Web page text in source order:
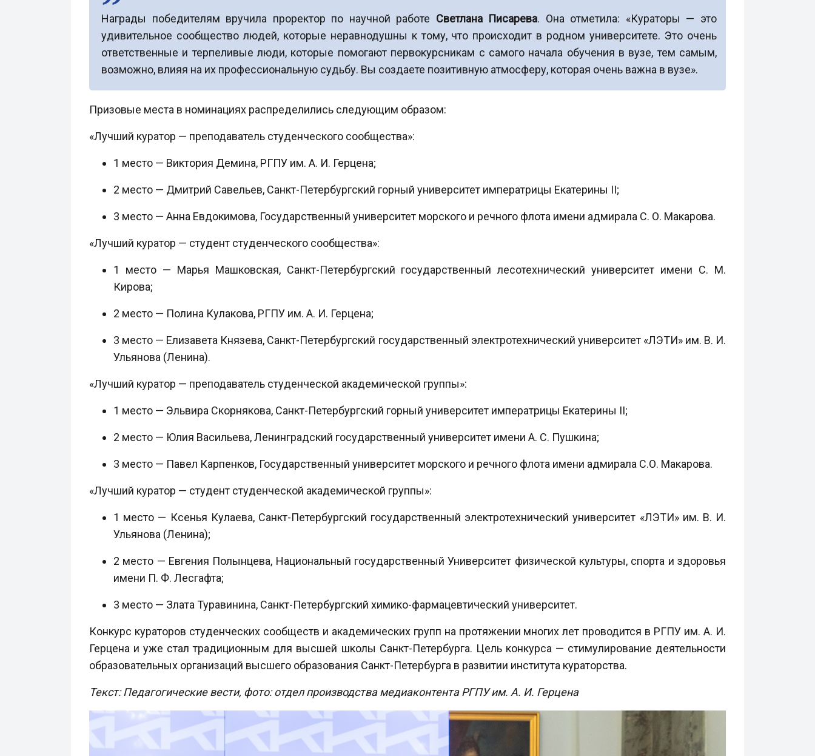
Награды победителям вручила проректор по научной работе Светлана Писарева. Она отметила: «Кураторы — это
удивительное сообщество людей, которые неравнодушны к тому, что происходит в родном университете. Это очень
ответственные и терпеливые люди, которые помогают первокурсникам с самого начала обучения в вузе, тем самым,
возможно, влияя на их профессиональную судьбу. Вы создаете позитивную атмосферу, которая очень важна в вузе».
Призовые места в номинациях распределились следующим образом:
«Лучший куратор — преподаватель студенческого сообщества»:
1 место — Виктория Демина, РГПУ им. А. И. Герцена;
2 место — Дмитрий Савельев, Санкт-Петербургский горный университет императрицы Екатерины II;
3 место — Анна Евдокимова, Государственный университет морского и речного флота имени адмирала С. О. Макарова.
«Лучший куратор — студент студенческого сообщества»:
1 место — Марья Машковская, Санкт-Петербургский государственный лесотехнический университет имени С. М.
Кирова;
2 место — Полина Кулакова, РГПУ им. А. И. Герцена;
3 место — Елизавета Князева, Санкт-Петербургский государственный электротехнический университет «ЛЭТИ» им. В. И.
Ульянова (Ленина).
«Лучший куратор — преподаватель студенческой академической группы»:
1 место — Эльвира Скорнякова, Санкт-Петербургский горный университет императрицы Екатерины II;
2 место — Юлия Васильева, Ленинградский государственный университет имени А. С. Пушкина;
3 место — Павел Карпенков, Государственный университет морского и речного флота имени адмирала С.О. Макарова.
«Лучший куратор — студент студенческой академической группы»:
1 место — Ксенья Кулаева, Санкт-Петербургский государственный электротехнический университет «ЛЭТИ» им. В. И.
Ульянова (Ленина);
2 место — Евгения Полынцева, Национальный государственный Университет физической культуры, спорта и здоровья
имени П. Ф. Лесгафта;
3 место — Злата Туравинина, Санкт-Петербургский химико-фармацевтический университет.
Конкурс кураторов студенческих сообществ и академических групп на протяжении многих лет проводится в РГПУ им. А. И.
Герцена и уже стал традиционным для высшей школы Санкт-Петербурга. Цель конкурса — стимулирование деятельности
образовательных организаций высшего образования Санкт-Петербурга в развитии института кураторства.
Текст: Педагогические вести, фото: отдел производства медиаконтента РГПУ им. А. И. Герцена